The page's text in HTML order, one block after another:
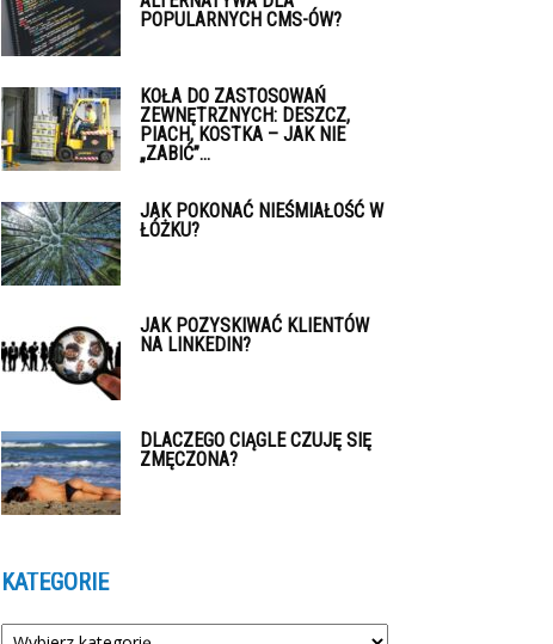
POPULARNYCH CMS-ÓW?
KOŁA DO ZASTOSOWAŃ
ZEWNĘTRZNYCH: DESZCZ,
PIACH, KOSTKA – JAK NIE
„ZABIĆ”...
JAK POKONAĆ NIEŚMIAŁOŚĆ W
ŁÓŻKU?
JAK POZYSKIWAĆ KLIENTÓW
NA LINKEDIN?
DLACZEGO CIĄGLE CZUJĘ SIĘ
ZMĘCZONA?
KATEGORIE
Kategorie